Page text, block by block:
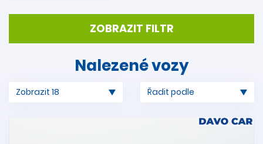
ZOBRAZIT FILTR
Nalezené vozy